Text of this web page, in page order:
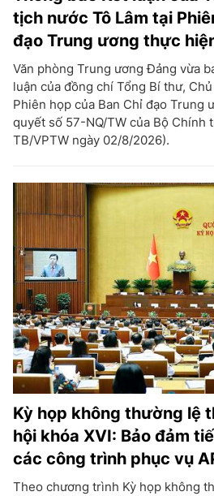
tịch nước Tô Lâm tại
đạo Trung ương thực
Văn phòng Trung ương Đảng vừa
luận của đồng chí Tổng Bí thư,
Phiên họp của Ban Chỉ đạo Trung
quyết số 57-NQ/TW của Bộ Chính
TB/VPTW ngày 02/8/2026).
Kỳ họp không thường lệ
hội khóa XVI: Bảo đảm
các công trình phục vụ
Theo chương trình Kỳ họp không